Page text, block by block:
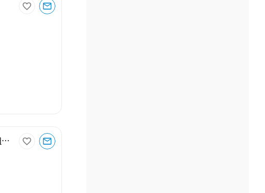
【神奈川県横浜市神奈川区】横浜市神奈川区菅田町250坪倉庫